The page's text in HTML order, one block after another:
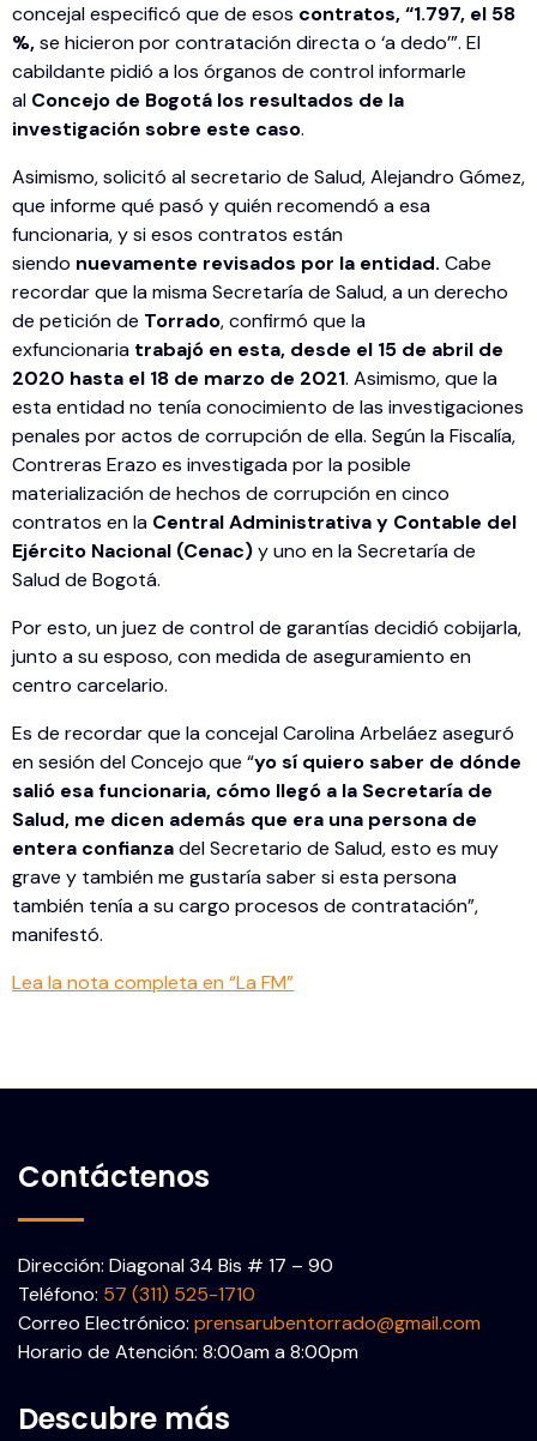
concejal especificó que de esos contratos, “1.797, el 58
%,se hicieron por contratación directa o ‘a dedo’”. El
cabildante pidió a los órganos de control informarle
al Concejo de Bogotá los resultados de la
investigación sobre este caso.
Asimismo, solicitó al secretario de Salud, Alejandro Gómez,
que informe qué pasó y quién recomendó a esa
funcionaria, y si esos contratos están
siendo nuevamente revisados por la entidad. Cabe
recordar que la misma Secretaría de Salud, a un derecho
de petición de Torrado, confirmó que la
exfuncionaria trabajó en esta, desde el 15 de abril de
2020 hasta el 18 de marzo de 2021. Asimismo, que la
esta entidad no tenía conocimiento de las investigaciones
penales por actos de corrupción de ella. Según la Fiscalía,
Contreras Erazo es investigada por la posible
materialización de hechos de corrupción en cinco
contratos en la Central Administrativa y Contable del
Ejército Nacional (Cenac)y uno en la Secretaría de
Salud de Bogotá.
Por esto, un juez de control de garantías decidió cobijarla,
junto a su esposo, con medida de aseguramiento en
centro carcelario.
Es de recordar que la concejal Carolina Arbeláez aseguró
en sesión del Concejo que “yo sí quiero saber de dónde
salió esa funcionaria, cómo llegó a la Secretaría de
Salud, me dicen además que era una persona de
entera confianzadel Secretario de Salud, esto es muy
grave y también me gustaría saber si esta persona
también tenía a su cargo procesos de contratación”,
manifestó.
Lea la nota completa en “La FM”
Contáctenos
Dirección: Diagonal 34 Bis # 17 – 90
Teléfono: 57 (311) 525-1710
Correo Electrónico: prensarubentorrado@gmail.com
Horario de Atención: 8:00am a 8:00pm
Descubre más